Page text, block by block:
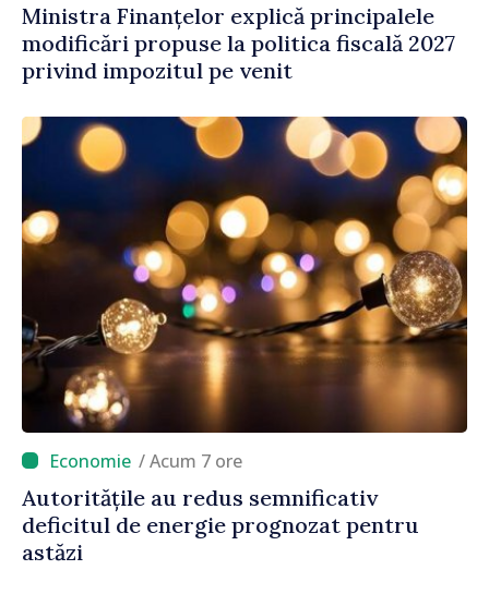
Ministra Finanțelor explică principalele
modificări propuse la politica fiscală 2027
privind impozitul pe venit
/ Acum 7 ore
Autoritățile au redus semnificativ
deficitul de energie prognozat pentru
astăzi